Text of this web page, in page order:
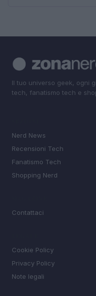
Il tuo universo geek, ogni
tech, fanatismo tech e
Nerd News
Recensioni Tech
Fanatismo Tech
Shopping Nerd
Contattaci
Cookie Policy
Privacy Policy
Note legali